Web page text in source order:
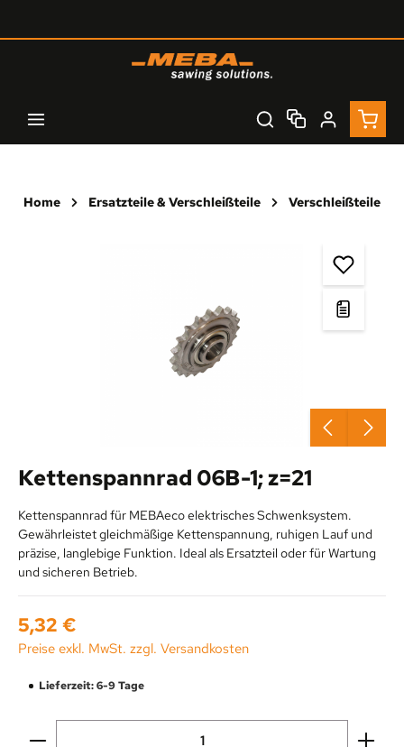
Home Ersatzteile & Verschleißteile Verschleißteile
Kettenspannrad 06B-1; z=21
Kettenspannrad für MEBAeco elektrisches Schwenksystem.
Gewährleistet gleichmäßige Kettenspannung, ruhigen Lauf und
präzise, langlebige Funktion. Ideal als Ersatzteil oder für Wartung
und sicheren Betrieb.
Regulärer Preis:
5,32 €
Preise exkl. MwSt. zzgl. Versandkosten
Lieferzeit: 6-9 Tage
Produkt Anzahl: Gib den gewünschten Wert ein